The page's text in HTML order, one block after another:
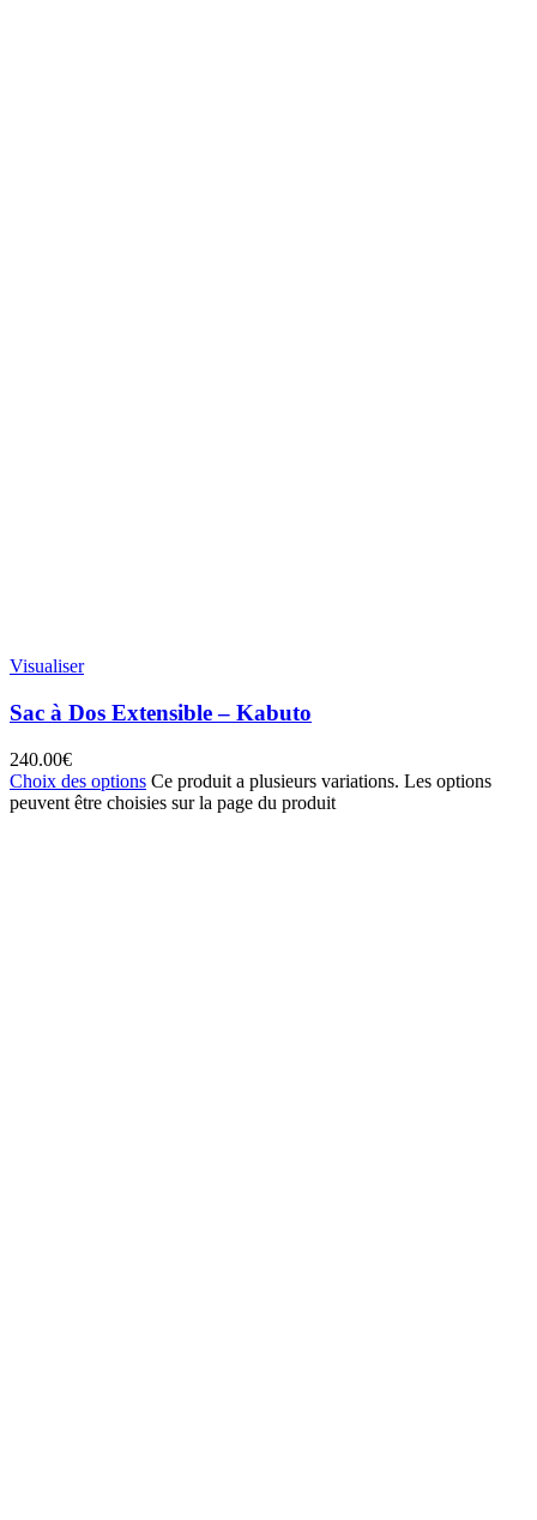
Visualiser
Sac à Dos Extensible – Kabuto
240.00€
Choix des options Ce produit a plusieurs variations. Les options
peuvent être choisies sur la page du produit